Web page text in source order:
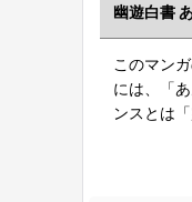
幽遊白書
このマン
には、「
ンスとは